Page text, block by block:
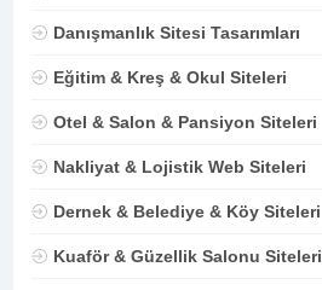
Danışmanlık Sitesi Tasarımları
Eğitim & Kreş & Okul Siteleri
Otel & Salon & Pansiyon Siteleri
Nakliyat & Lojistik Web Siteleri
Dernek & Belediye & Köy Siteleri
Kuaför & Güzellik Salonu Siteleri